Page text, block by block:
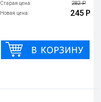
Старая цена: 282 Р
Новая цена: 245 Р